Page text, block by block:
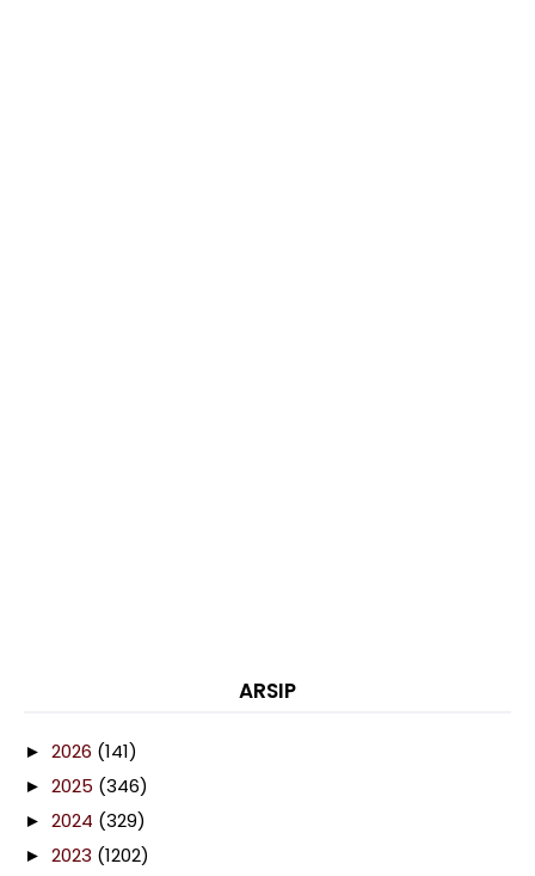
ARSIP
► 2026 (141)
► 2025 (346)
► 2024 (329)
► 2023 (1202)